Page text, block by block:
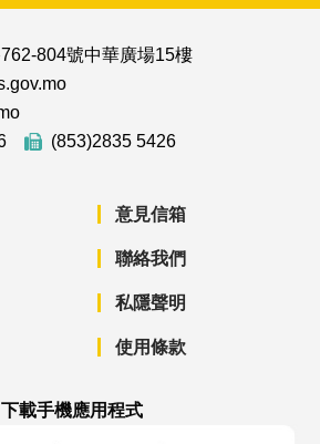
804號中華廣場15樓
(853)2835 5426
意見信箱
聯絡我們
私隱聲明
使用條款
下載手機應用程式